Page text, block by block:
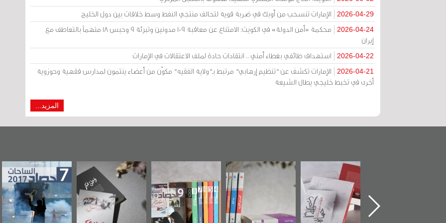
2026-04-29 الإمارات تنسحب من أوبك في ضربة قوية لتحالف منتجي النفط وسط خلافات بين دول الخليج
2026-04-24
محكمة «أمن الدولة» في الكويت: الامتناع عن معاقبة 109 مدونين وتبرئة 9 وحبس 18 متهماً بالتعاطف مع
إيران
2026-04-22 استهداف طائفي بغطاء أمني .. انتقادات حادة لملف الاعتقالات في الإمارات
2026-04-21
الإمارات تكشف عن "تنظيم إرهابي" مرتبط بـ"ولاية الفقيه" مكوّن من أعضاء ينتمون لمدارس فقهية وحوزوية
أخرى في تخبط خليجي يطال الشيعة
المزيد...
"حماة الباب الأخير":
الإصدار الأول عن
اعتصام الدراز
وأحداث ساحة
الفداء لمركز أوال
تصنيف موضوعي
للوثائق البريطانية
يقدمه «مركز أوال»
كتب
"مرآة البحرين"
تصدر حصاد
الساحات 2019
«وطن عكر» رواية
جديدة لمعتقل
عسكري تصدر عن
«مرآة البحرين»
حصاد 2017